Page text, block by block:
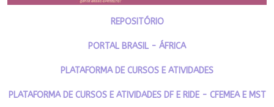
REPOSITÓRIO
PORTAL BRASIL - ÁFRICA
PLATAFORMA DE CURSOS E ATIVIDADES
PLATAFORMA DE CURSOS E ATIVIDADES DF E RIDE - CFEMEA E MST